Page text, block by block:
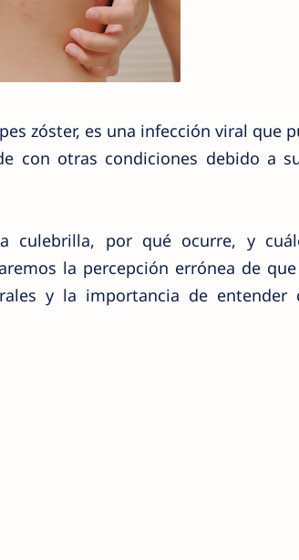
zóster, es una infección viral que
con otras condiciones debido a
culebrilla, por qué ocurre, y
la percepción errónea de
y la importancia de entender